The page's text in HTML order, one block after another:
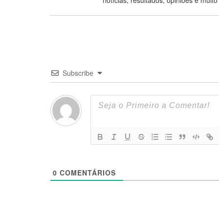
Subscribe
0 COMENTÁRIOS